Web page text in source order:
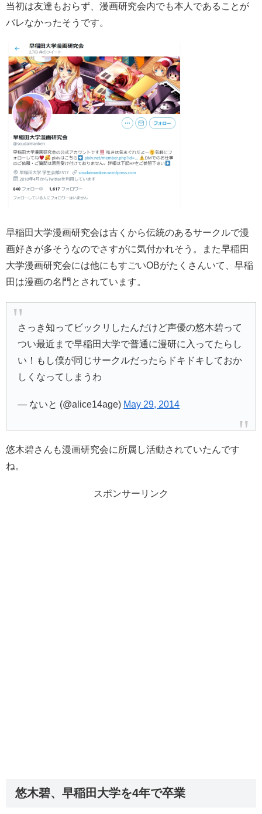
当初は友達もおらず、漫画研究会内でも本人であることが
バレなかったそうです。
早稲田大学漫画研究会は古くから伝統のあるサークルで漫
画好きが多そうなのでさすがに気付かれそう。また早稲田
大学漫画研究会には他にもすごいOBがたくさんいて、早稲
田は漫画の名門とされています。
さっき知ってビックリしたんだけど声優の悠木碧って
つい最近まで早稲田大学で普通に漫研に入ってたらし
い！もし僕が同じサークルだったらドキドキしておか
しくなってしまうわ
— ないと (@alice14age) May 29, 2014
悠木碧さんも漫画研究会に所属し活動されていたんです
ね。
スポンサーリンク
悠木碧、早稲田大学を4年で卒業